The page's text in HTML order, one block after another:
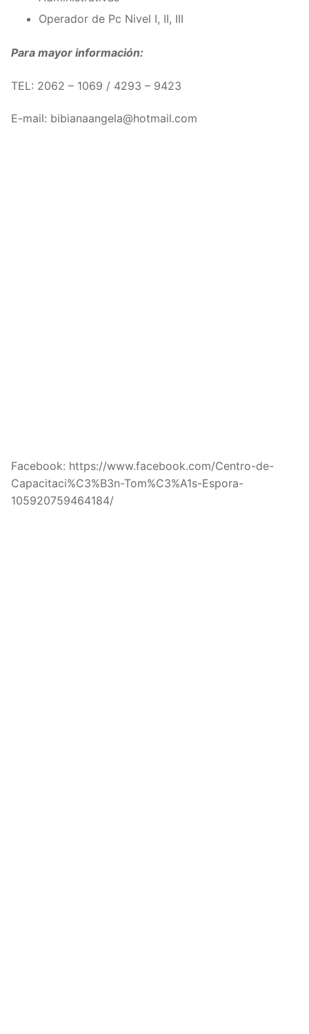
Operador de Pc Nivel I, II, III
Para mayor información:
TEL: 2062 – 1069 / 4293 – 9423
E-mail: bibianaangela@hotmail.com
Facebook: https://www.facebook.com/Centro-de-
Capacitaci%C3%B3n-Tom%C3%A1s-Espora-
105920759464184/